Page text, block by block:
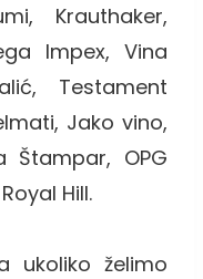
Krauthaker,
Impex, Vina
Testament
Jako vino,
Štampar, OPG
Hill.
ukoliko želimo